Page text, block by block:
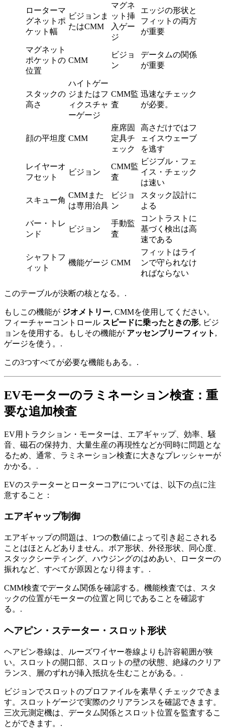
ローターマ
グネットポ
ケット幅
ビジョンま
たはCMM
マグネ
ット挿
入ゲー
ジ
エッジの形状と
フィットの両方
が重要
マグネット
ポケットの
位置
CMM
ビジョ
ン
データムの関係
が重要
スタックの
高さ
ハイトゲー
ジまたはフ
ィクスチャ
ーゲージ
CMM監
査
迅速なチェック
が必要。
顔の平坦度 CMM
座席固
定具チ
ェック
高さだけではフ
ェイスウェーブ
を逃す
レイヤーオ
フセット
ビジョン
CMM監
査
ビジブル・フェ
イス・チェック
は速い
スキュー角
CMMまた
は専用治具
ビジョ
ン
スタック設計に
よる
バー・トレ
ンド
ビジョン
手動監
査
コントラストに
基づく検出は高
速である
シャフトフ
ィット
機能ゲージ CMM
フィットはライ
ンで守られなけ
ればならない
このテーブルが決断の核となる。.
もしこの機能が ジオメトリー, CMMを使用してください。
フィーチャーコントロール スピードに乗ったときの形, ビジ
ョンを使用する。もしその機能が アッセンブリーフィット ,
ゲージを使う。.
この3つすべてが必要な機能もある。.
EVモーターのラミネーション検査：重
要な追加検査
EV用トラクション・モーターは、エアギャップ、効率、騒
音、磁石の保持力、大量生産の再現性などが同時に問題とな
るため、通常、ラミネーション検査に大きなプレッシャーが
かかる。.
EVのステーターとローターコアについては、以下の点に注
意すること：
エアギャップ制御
エアギャップの問題は、1つの数値によって引き起こされる
ことはほとんどありません。ボア形状、外径形状、同心度、
スタックシーティング、ハウジングのはめあい、ローターの
振れなど、すべてが原因となり得ます。.
CMM検査でデータム関係を確認する。機能検査では、スタ
ックの位置がモーターの位置と同じであることを確認す
る。.
ヘアピン・ステーター・スロット形状
ヘアピン巻線は、ルーズワイヤー巻線よりも許容範囲が狭
い。スロットの開口部、スロットの壁の状態、絶縁のクリア
ランス、層のずれが挿入抵抗を生むことがある。.
ビジョンでスロットのプロファイルを素早くチェックできま
す。スロットゲージで実際のクリアランスを確認できます。
三次元測定機は、データム関係とスロット位置を監査するこ
とができます。.